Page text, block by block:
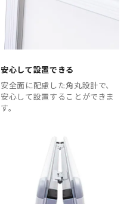
安心して設置できる
安全面に配慮した角丸設計で、
安心して設置することができま
す。